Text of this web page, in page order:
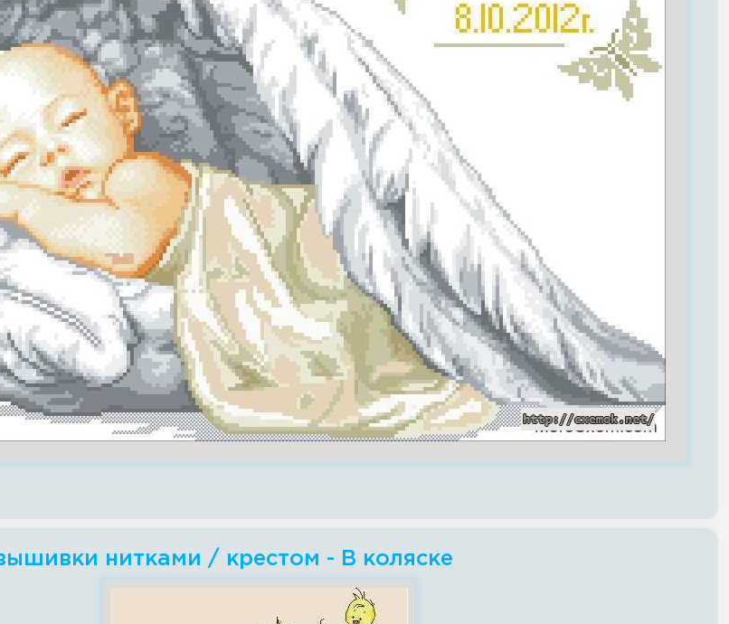
нитками / крестом - В коляске